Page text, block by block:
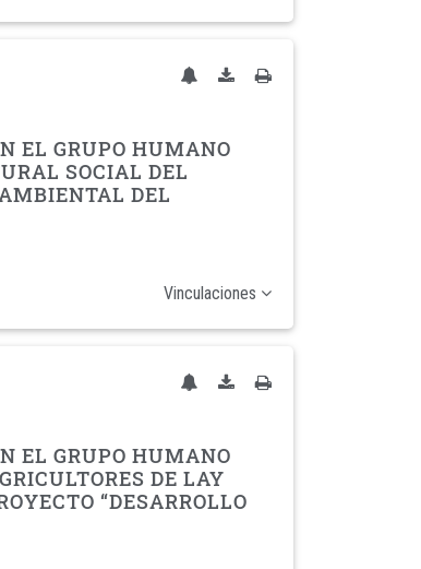
EL GRUPO HUMANO
SOCIAL DEL
DEL
Vinculaciones
EL GRUPO HUMANO
DE LAY
“DESARROLLO